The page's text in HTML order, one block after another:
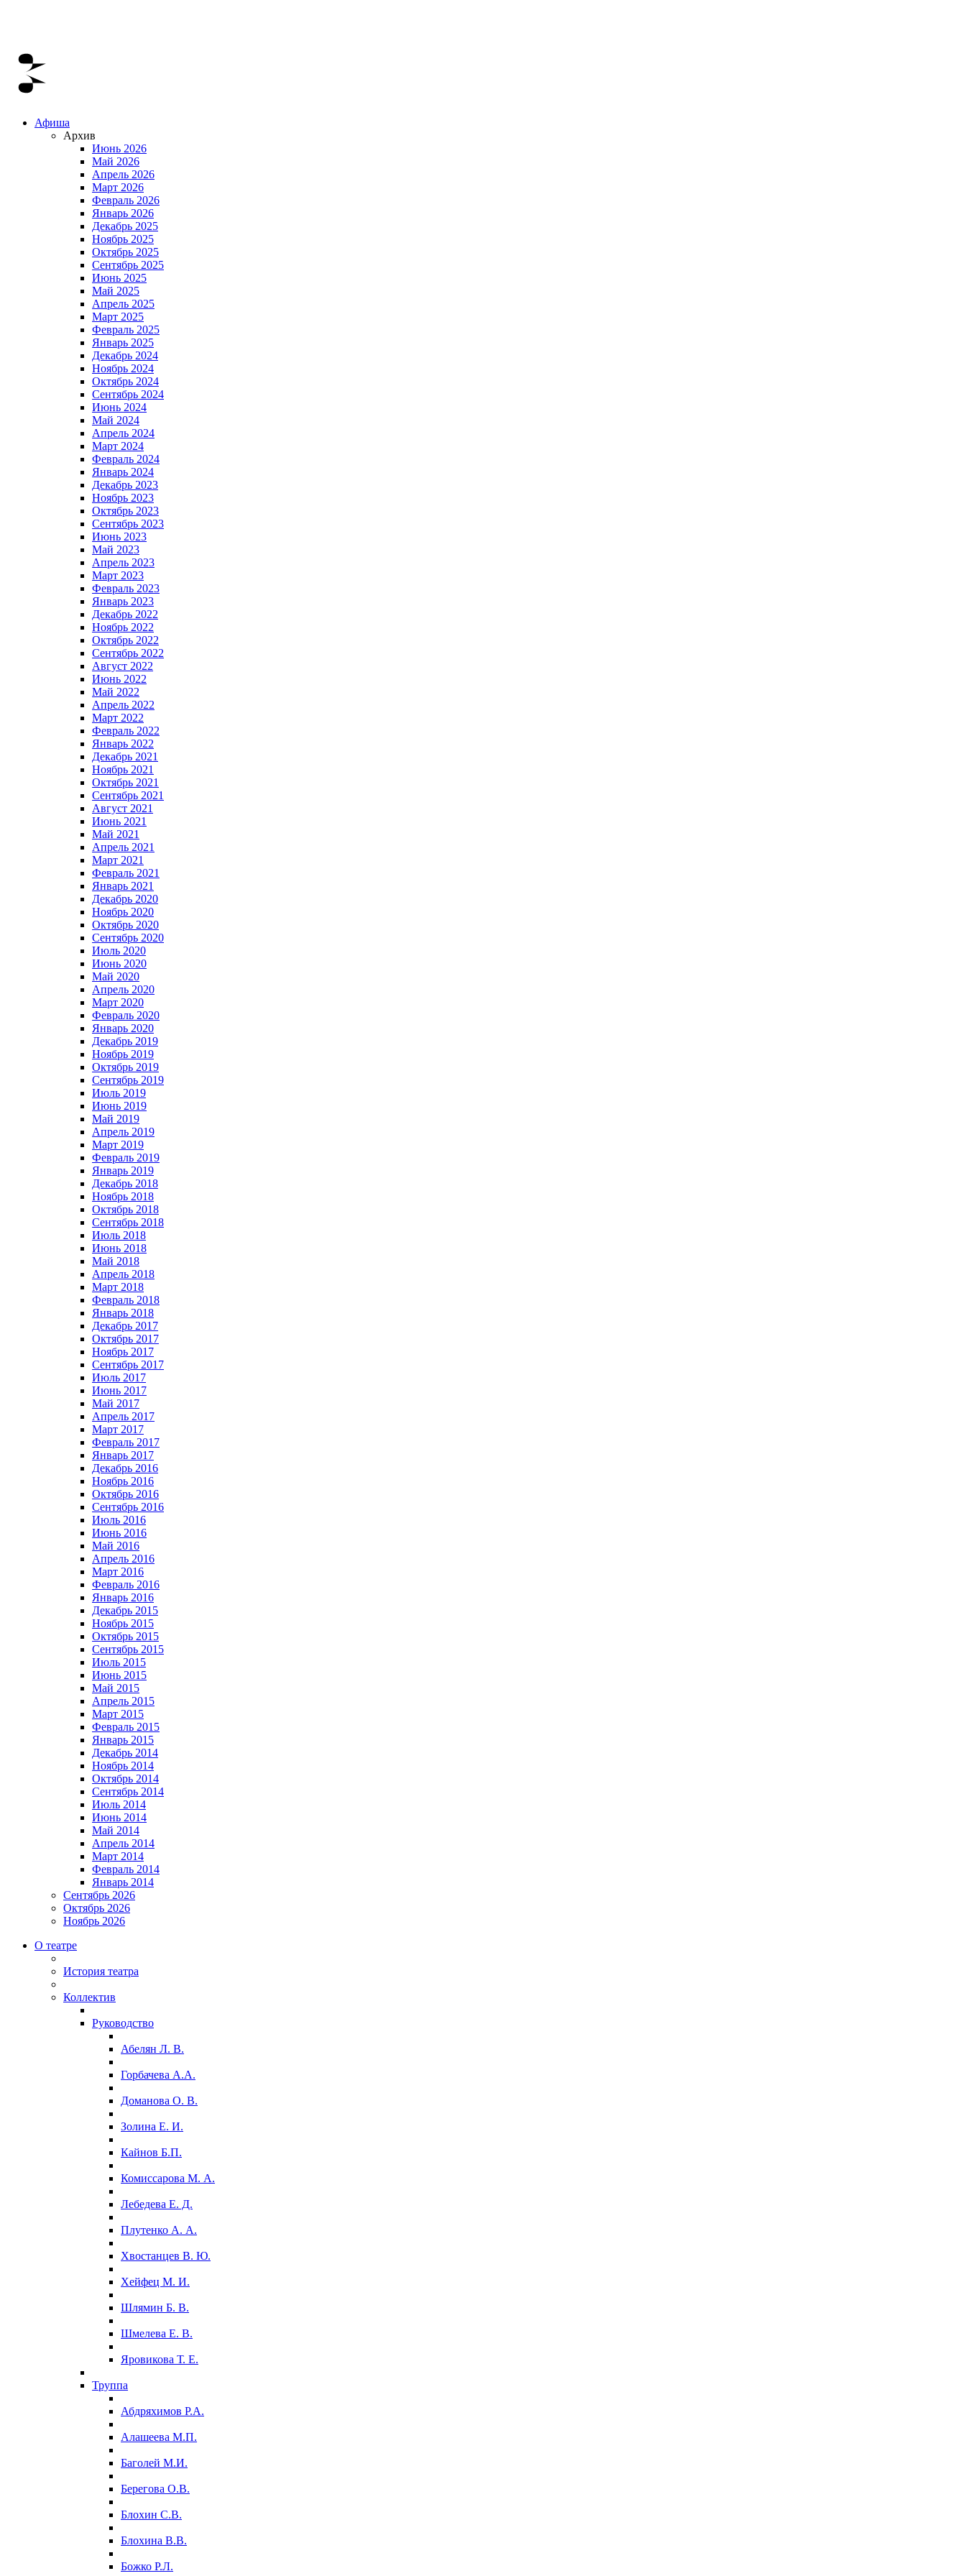
Афиша
Архив
Июнь 2026
Май 2026
Апрель 2026
Март 2026
Февраль 2026
Январь 2026
Декабрь 2025
Ноябрь 2025
Октябрь 2025
Сентябрь 2025
Июнь 2025
Май 2025
Апрель 2025
Март 2025
Февраль 2025
Январь 2025
Декабрь 2024
Ноябрь 2024
Октябрь 2024
Сентябрь 2024
Июнь 2024
Май 2024
Апрель 2024
Март 2024
Февраль 2024
Январь 2024
Декабрь 2023
Ноябрь 2023
Октябрь 2023
Сентябрь 2023
Июнь 2023
Май 2023
Апрель 2023
Март 2023
Февраль 2023
Январь 2023
Декабрь 2022
Ноябрь 2022
Октябрь 2022
Сентябрь 2022
Август 2022
Июнь 2022
Май 2022
Апрель 2022
Март 2022
Февраль 2022
Январь 2022
Декабрь 2021
Ноябрь 2021
Октябрь 2021
Сентябрь 2021
Август 2021
Июнь 2021
Май 2021
Апрель 2021
Март 2021
Февраль 2021
Январь 2021
Декабрь 2020
Ноябрь 2020
Октябрь 2020
Сентябрь 2020
Июль 2020
Июнь 2020
Май 2020
Апрель 2020
Март 2020
Февраль 2020
Январь 2020
Декабрь 2019
Ноябрь 2019
Октябрь 2019
Сентябрь 2019
Июль 2019
Июнь 2019
Май 2019
Апрель 2019
Март 2019
Февраль 2019
Январь 2019
Декабрь 2018
Ноябрь 2018
Октябрь 2018
Сентябрь 2018
Июль 2018
Июнь 2018
Май 2018
Апрель 2018
Март 2018
Февраль 2018
Январь 2018
Декабрь 2017
Октябрь 2017
Ноябрь 2017
Сентябрь 2017
Июль 2017
Июнь 2017
Май 2017
Апрель 2017
Март 2017
Февраль 2017
Январь 2017
Декабрь 2016
Ноябрь 2016
Октябрь 2016
Сентябрь 2016
Июль 2016
Июнь 2016
Май 2016
Апрель 2016
Март 2016
Февраль 2016
Январь 2016
Декабрь 2015
Ноябрь 2015
Октябрь 2015
Сентябрь 2015
Июль 2015
Июнь 2015
Май 2015
Апрель 2015
Март 2015
Февраль 2015
Январь 2015
Декабрь 2014
Ноябрь 2014
Октябрь 2014
Сентябрь 2014
Июль 2014
Июнь 2014
Май 2014
Апрель 2014
Март 2014
Февраль 2014
Январь 2014
Сентябрь 2026
Октябрь 2026
Ноябрь 2026
О театре
История театра
Коллектив
Руководство
Абелян Л. В.
Горбачева А.А.
Доманова О. В.
Золина Е. И.
Кайнов Б.П.
Комиссарова М. А.
Лебедева Е. Д.
Плутенко А. А.
Хвостанцев В. Ю.
Хейфец М. И.
Шлямин Б. В.
Шмелева Е. В.
Яровикова Т. Е.
Труппа
Абдряхимов Р.А.
Алашеева М.П.
Баголей М.И.
Берегова О.В.
Блохин С.В.
Блохина В.В.
Божко Р.Л.